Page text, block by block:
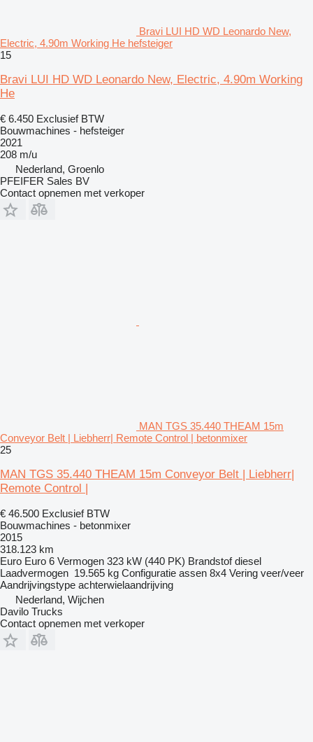
Bravi LUI HD WD Leonardo New,
Electric, 4.90m Working He hefsteiger
15
Bravi LUI HD WD Leonardo New, Electric, 4.90m Working
He
€ 6.450 Exclusief BTW
Bouwmachines - hefsteiger
2021
208 m/u
Nederland, Groenlo
PFEIFER Sales BV
Contact opnemen met verkoper
MAN TGS 35.440 THEAM 15m
Conveyor Belt | Liebherr| Remote Control | betonmixer
25
MAN TGS 35.440 THEAM 15m Conveyor Belt | Liebherr|
Remote Control |
€ 46.500 Exclusief BTW
Bouwmachines - betonmixer
2015
318.123 km
Euro Euro 6 Vermogen 323 kW (440 PK) Brandstof diesel
Laadvermogen 19.565 kg Configuratie assen 8x4 Vering veer/veer
Aandrijvingstype achterwielaandrijving
Nederland, Wijchen
Davilo Trucks
Contact opnemen met verkoper